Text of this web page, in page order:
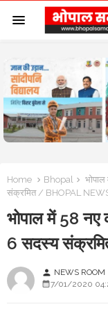
Home Bhopal
संक्रमित / BHOPAL
भोपाल में 58 नए
6 सदस्य
person NEWS ROOM
7/01/2020